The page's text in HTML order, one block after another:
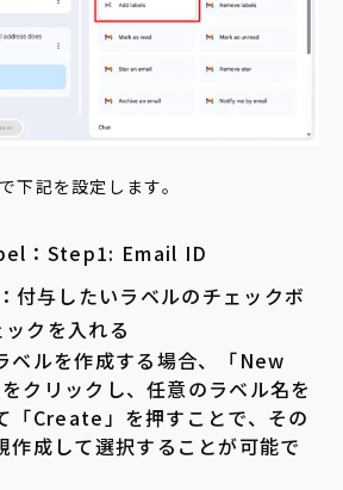
下記を設定します。
：Step1: Email ID
付与したいラベルのチェックボ
クを入れる
ベルを作成する場合、「New
クリックし、任意のラベル名を
「Create」を押すことで、その
作成して選択することが可能で